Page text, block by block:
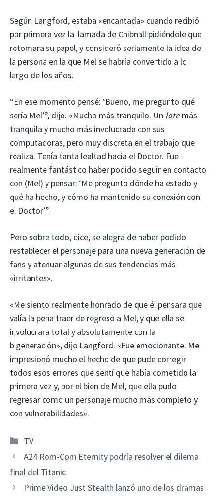
Según Langford, estaba «encantada» cuando recibió
por primera vez la llamada de Chibnall pidiéndole que
retomara su papel, y consideró seriamente la idea de
la persona en la que Mel se habría convertido a lo
largo de los años.
“En ese momento pensé: ‘Bueno, me pregunto qué
sería Mel’”, dijo. «Mucho más tranquilo. Un lotemás
tranquila y mucho más involucrada con sus
computadoras, pero muy discreta en el trabajo que
realiza. Tenía tanta lealtad hacia el Doctor. Fue
realmente fantástico haber podido seguir en contacto
con (Mel) y pensar: ‘Me pregunto dónde ha estado y
qué ha hecho, y cómo ha mantenido su conexión con
el Doctor’”.
Pero sobre todo, dice, se alegra de haber podido
restablecer el personaje para una nueva generación de
fans y atenuar algunas de sus tendencias más
«irritantes».
«Me siento realmente honrado de que él pensara que
valía la pena traer de regreso a Mel, y que ella se
involucrara total y absolutamente con la
bigeneración», dijo Langford. «Fue emocionante. Me
impresionó mucho el hecho de que pude corregir
todos esos errores que sentí que había cometido la
primera vez y, por el bien de Mel, que ella pudo
regresar como un personaje mucho más completo y
con vulnerabilidades».
Categorías
TV
A24 Rom-Com Eternity podría resolver el dilema
final del Titanic
Prime Video Just Stealth lanzó uno de los dramas